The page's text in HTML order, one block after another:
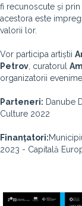
fi recunoscute și
acestora este
valorii lor.
Vor participa artiștii
Petrov , curatorul
organizatorii
Parteneri: Danube
Culture 2022
Finanțatori:
2023 - Capitală